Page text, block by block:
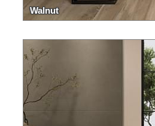
Walnut